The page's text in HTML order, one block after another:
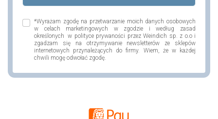
*Wyrażam zgodę na przetwarzanie moich danych osobowych
w celach marketingowych w zgodzie i według zasad
określonych w polityce prywaności przez Weindich sp. z o.o i
zgadzam się na otrzymywanie newsletterów ze sklepów
internetowych przynależących do firmy. Wiem, że w każdej
chwili mogę odwołać zgodę.